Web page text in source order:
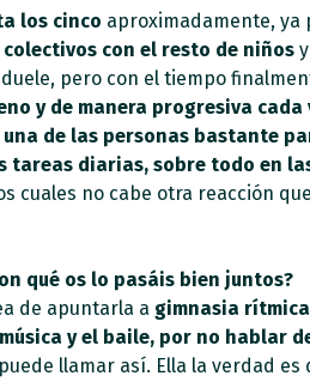
los cinco aproximadamente, ya
con el resto de niñosy
pero con el tiempo
y de manera progresiva
de las personas bastante
diarias, sobre todo en
no cabe otra reacción
qué os lo pasáis bien juntos?
de apuntarla a gimnasia
y el baile, por no hablar
llamar así. Ella la verdad